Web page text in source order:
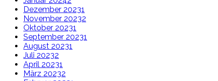
Dezember 20231
November 20232
Oktober 20231
September 20231
August 20231
Juli 20232
April 20231
März 20232